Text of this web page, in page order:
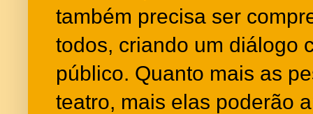
também precisa ser
todos, criando um diálogo
público. Quanto mais as
teatro, mais elas poderão